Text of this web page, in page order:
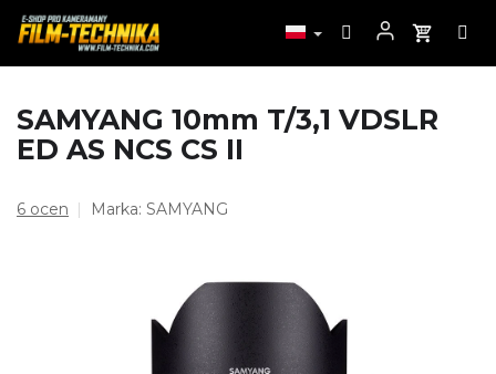
do
treści
SAMYANG 10mm T/3,1 VDSLR
ED AS NCS CS II
Średnia
6 ocen Marka: SAMYANG